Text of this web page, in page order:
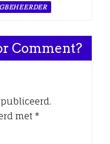
Comment?
met *